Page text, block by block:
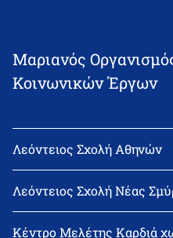
Μαριανός
Κοινωνικών Έργων
Λεόντειος Σχολή Αθηνών
email: l_leonin@leonteiosedu.gr
Λεόντειος Σχολή Νέας
email: info@leonteiosns.gr
Κέντρο Μελέτης Καρδιά